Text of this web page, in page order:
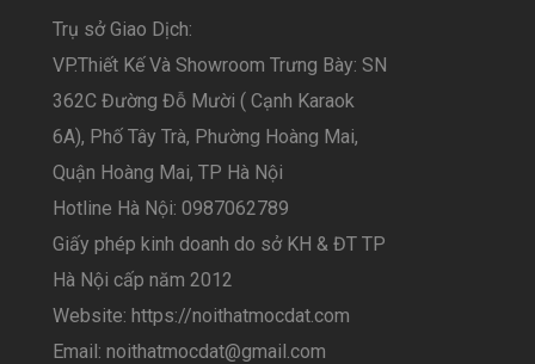
Trụ sở Giao Dịch:
VP.Thiết Kế Và Showroom Trưng Bày: SN
362C Đường Đỗ Mười ( Cạnh Karaok
6A), Phố Tây Trà, Phường Hoàng Mai,
Quận Hoàng Mai, TP Hà Nội
Hotline Hà Nội: 0987062789
Giấy phép kinh doanh do sở KH & ĐT TP
Hà Nội cấp năm 2012
Website: https://noithatmocdat.com
Email: noithatmocdat@gmail.com